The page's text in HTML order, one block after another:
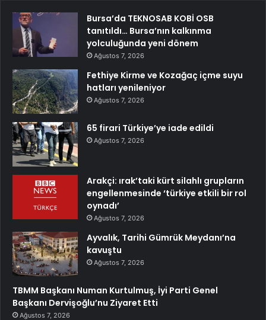
Bursa’da TEKNOSAB KOBİ OSB
tanıtıldı… Bursa’nın kalkınma
yolculuğunda yeni dönem
Ağustos 7, 2026
Fethiye Kirme ve Kozağaç içme suyu
hatları yenileniyor
Ağustos 7, 2026
65 firari Türkiye’ye iade edildi
Ağustos 7, 2026
Arakçi: ırak’taki kürt silahlı grupların
engellenmesinde ‘türkiye etkili bir rol
oynadı’
Ağustos 7, 2026
Ayvalık, Tarihi Gümrük Meydanı’na
kavuştu
Ağustos 7, 2026
TBMM Başkanı Numan Kurtulmuş, İyi Parti Genel
Başkanı Dervişoğlu’nu Ziyaret Etti
Ağustos 7, 2026